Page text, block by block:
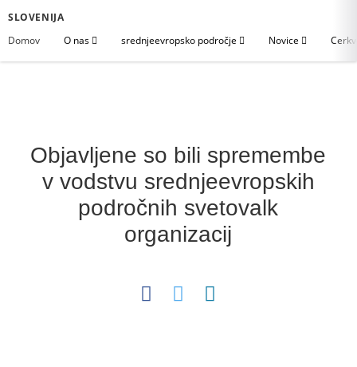
SLOVENIJA
Domov
O nas srednjeevropsko področje Novice
Objavljene so bili spremembe
v vodstvu srednjeevropskih
področnih svetovalk
organizacij